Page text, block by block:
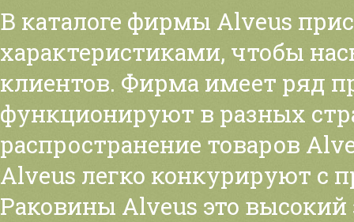
В каталоге фирмы Alveus
характеристиками, чтобы
клиентов. Фирма имеет ряд
функционируют в разных
распространение товаров
Alveus легко конкурируют с
Раковины Alveus это высокий